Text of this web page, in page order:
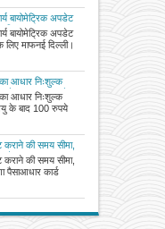
बायोमेट्रिक अपडेट
माफ
बायोमेट्रिक अपडेट
माफनई दिल्ली।
आधार निःशुल्क
के बाद 100 रुपये
आधार निःशुल्क
के बाद 100 रुपये
की समय सीमा,
पैसाकी समय सीमा,
पैसाआधार कार्ड